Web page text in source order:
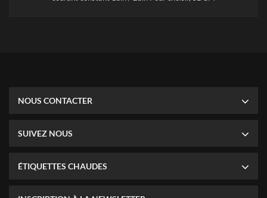
NOUS CONTACTER
SUIVEZ NOUS
ÉTIQUETTES CHAUDES